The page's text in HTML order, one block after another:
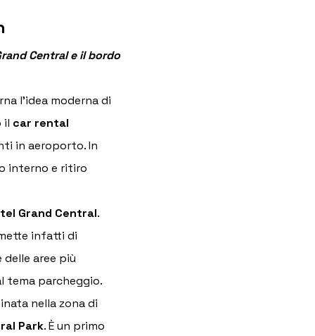
Central e il bordo
l’idea moderna di
il car rental
in aeroporto. In
interno e ritiro
Grand Central.
infatti di
delle aree più
tema parcheggio.
nella zona di
Park. È un primo